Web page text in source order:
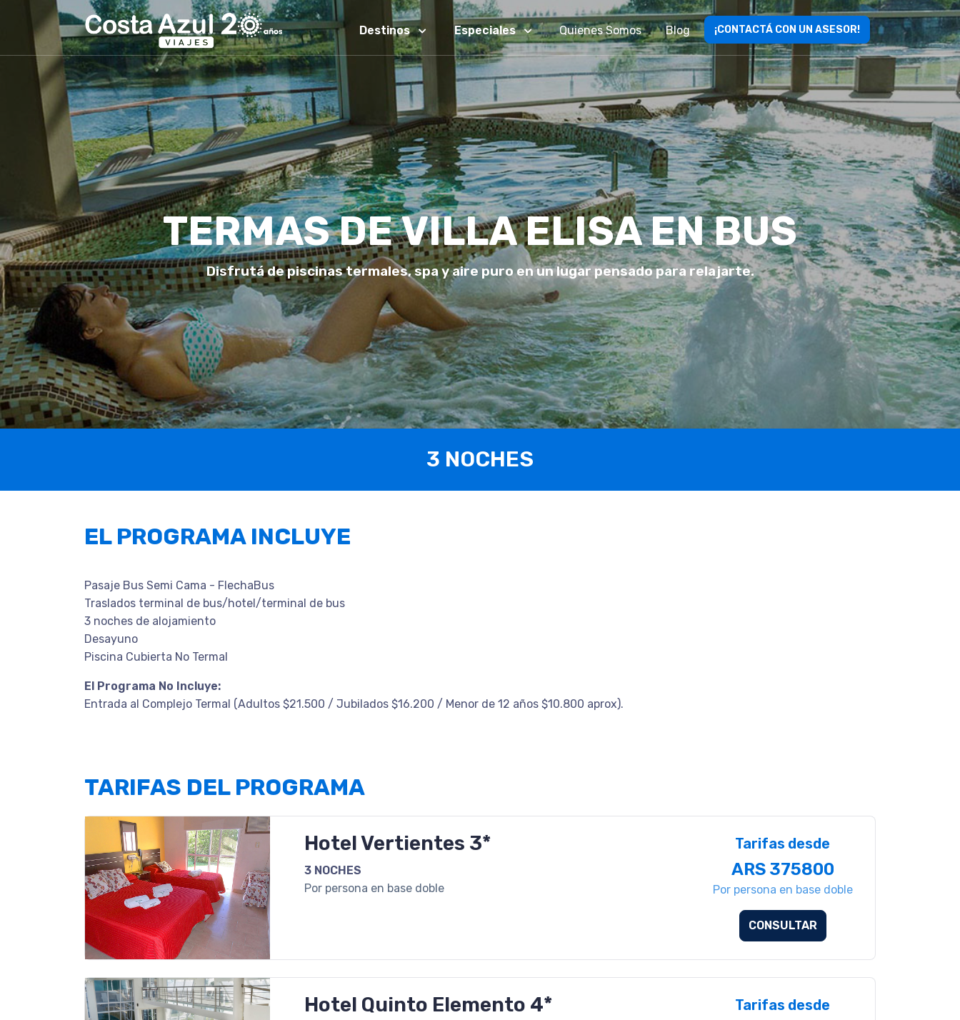
Destinos Especiales Quienes Somos Blog ¡CONTACTÁ CON UN ASESOR!
TERMAS DE VILLA ELISA EN BUS
Disfrutá de piscinas termales, spa y aire puro en un lugar pensado para relajarte.
3 NOCHES
EL PROGRAMA INCLUYE
Pasaje Bus Semi Cama - FlechaBus
Traslados terminal de bus/hotel/terminal de bus
3 noches de alojamiento
Desayuno
Piscina Cubierta No Termal
El Programa No Incluye:
Entrada al Complejo Termal (Adultos $21.500 / Jubilados $16.200 / Menor de 12 años $10.800 aprox).
TARIFAS DEL PROGRAMA
Hotel Vertientes 3*
3 NOCHES
Por persona en base doble
Tarifas desde
ARS 375800
Por persona en base doble
CONSULTAR
Hotel Quinto Elemento 4* Tarifas desde